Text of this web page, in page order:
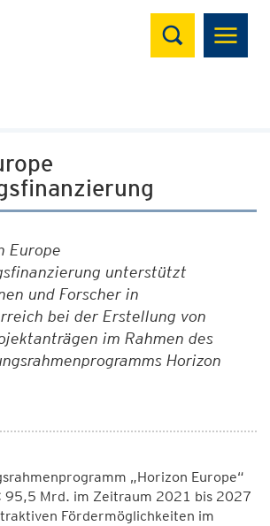
Suchen
Europe
unterstützt
und Forscher in
bei der Erstellung von
im Rahmen des
Horizon
„Horizon Europe“
95,5 Mrd. im Zeitraum 2021 bis 2027
Fördermöglichkeiten im